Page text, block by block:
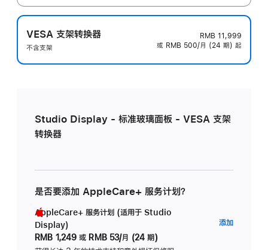
VESA 支架转换器
不含支架
RMB 11,999
或 RMB 500/月 (24 期) 起
Studio Display - 标准玻璃面板 - VESA 支架
转换器
是否要添加 AppleCare+ 服务计划？
AppleCare+ 服务计划 (适用于 Studio
Display)
RMB 1,249 或 RMB 53/月 (24 期)
添加